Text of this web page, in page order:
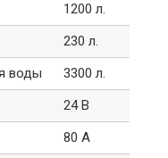
1200 л.
230 л.
воды
3300 л.
24 В
80 А